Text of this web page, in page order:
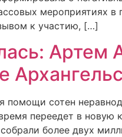
мероприятиях
к участию, […]
Артем
помощи сотен
переедет в новую
более двух